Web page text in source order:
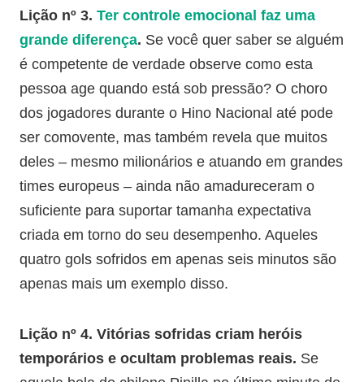
Lição nº 3. Ter controle emocional faz uma
grande diferença. Se você quer saber se alguém
é competente de verdade observe como esta
pessoa age quando está sob pressão? O choro
dos jogadores durante o Hino Nacional até pode
ser comovente, mas também revela que muitos
deles – mesmo milionários e atuando em grandes
times europeus – ainda não amadureceram o
suficiente para suportar tamanha expectativa
criada em torno do seu desempenho. Aqueles
quatro gols sofridos em apenas seis minutos são
apenas mais um exemplo disso.
Lição nº 4. Vitórias sofridas criam heróis
temporários e ocultam problemas reais. Se